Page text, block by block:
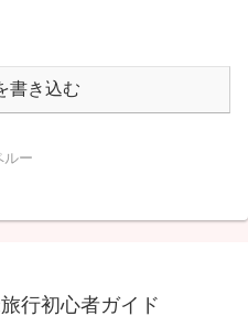
書き込む
ルー
行初心者ガイド